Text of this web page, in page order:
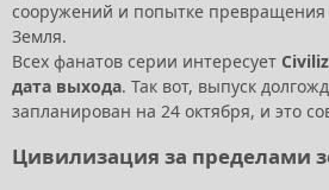
сооружений и попытке
Земля.
Всех фанатов серии интересует
дата выхода. Так вот, выпуск
запланирован на 24 октября, и это
Цивилизация за пределами